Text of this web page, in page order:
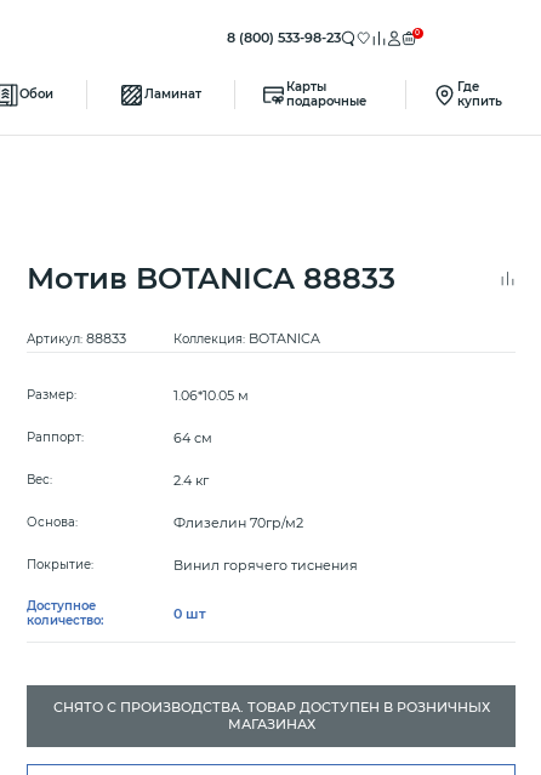
8 (800) 533-98-23 0
Обои Ламинат
Карты
подарочные
Где
купить
Мотив BOTANICA 88833
Артикул:88833 Коллекция: BOTANICA
Размер: 1.06*10.05 м
Раппорт: 64 см
Вес: 2.4 кг
Основа: Флизелин 70гр/м2
Покрытие: Винил горячего тиснения
Доступное
количество:
0 шт
СНЯТО С ПРОИЗВОДСТВА. ТОВАР ДОСТУПЕН В РОЗНИЧНЫХ
МАГАЗИНАХ